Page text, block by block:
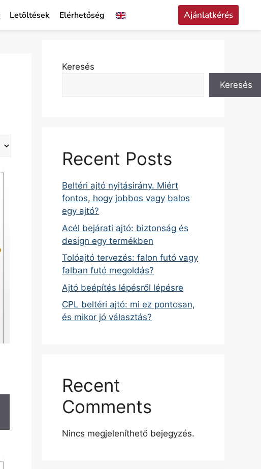
Letöltések Elérhetőség Ajánlatkérés
Keresés
Keresés
Recent Posts
Beltéri ajtó nyitásirány. Miért
fontos, hogy jobbos vagy balos
egy ajtó?
Acél bejárati ajtó: biztonság és
design egy termékben
Tolóajtó tervezés: falon futó vagy
falban futó megoldás?
Ajtó beépítés lépésről lépésre
CPL beltéri ajtó: mi ez pontosan,
és mikor jó választás?
Recent
Comments
Nincs megjeleníthető bejegyzés.